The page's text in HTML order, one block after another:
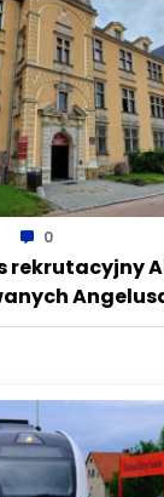
0
rekrutacyjny
bije
– weź